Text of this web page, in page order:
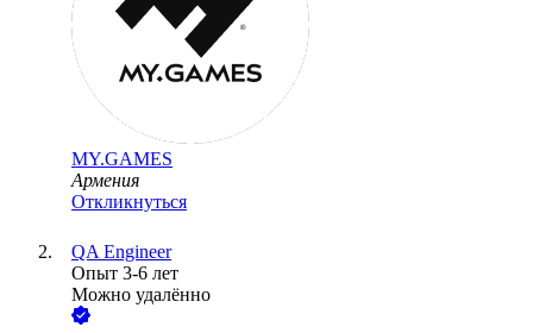
MY.GAMES
Армения
Откликнуться
QA Engineer
Опыт 3-6 лет
Можно удалённо